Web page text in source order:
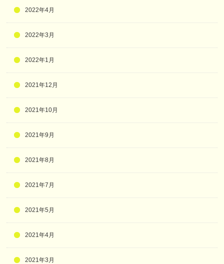
2022年4月
2022年3月
2022年1月
2021年12月
2021年10月
2021年9月
2021年8月
2021年7月
2021年5月
2021年4月
2021年3月